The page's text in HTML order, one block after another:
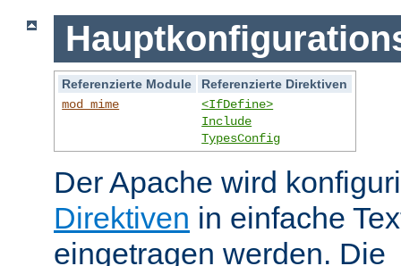
Referenzierte Module
Referenzierte Direktiven
mod_mime
<IfDefine>
Include
TypesConfig
Der Apache wird
Direktiven in einfache
eingetragen werden. Die